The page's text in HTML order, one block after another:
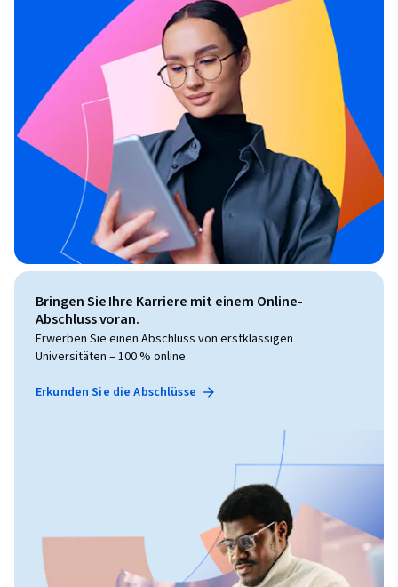
Bringen Sie Ihre Karriere mit einem Online-
Abschluss voran.
Erwerben Sie einen Abschluss von erstklassigen
Universitäten – 100 % online
Erkunden Sie die Abschlüsse